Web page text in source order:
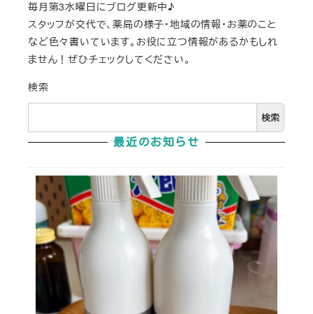
毎月第3水曜日にブログ更新中♪
スタッフが交代で、薬局の様子・地域の情報・お薬のこと
など色々書いています。お役に立つ情報があるかもしれ
ません！ぜひチェックしてください。
検索
検索
最近のお知らせ